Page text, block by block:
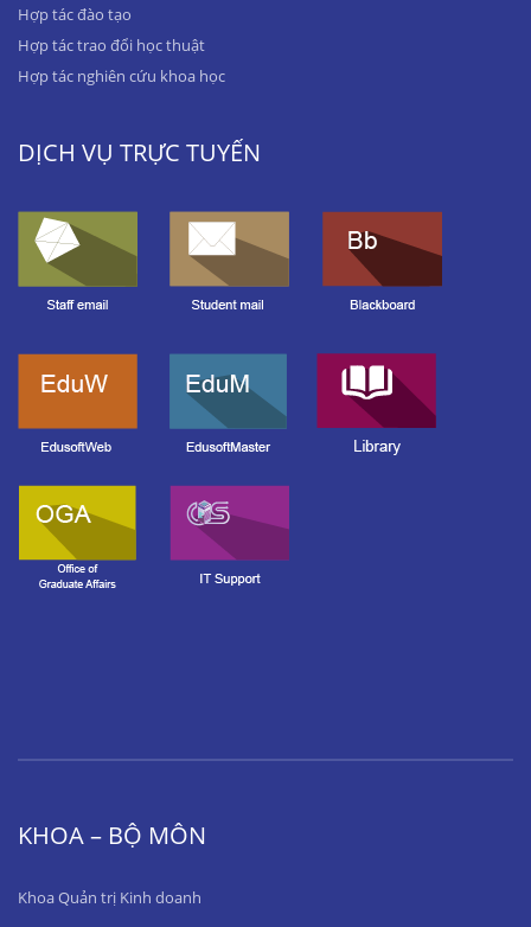
Hợp tác đào tạo
Hợp tác trao đổi học thuật
Hợp tác nghiên cứu khoa học
DỊCH VỤ TRỰC TUYẾN
KHOA – BỘ MÔN
Khoa Quản trị Kinh doanh